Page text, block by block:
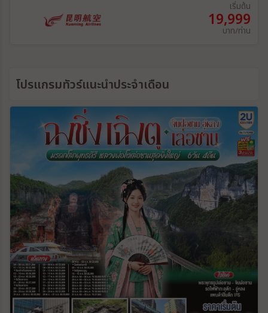
เริ่มต้น
19,999
บาท/ท่าน
โปรแกรมทัวร์แนะนำประจำเดือน